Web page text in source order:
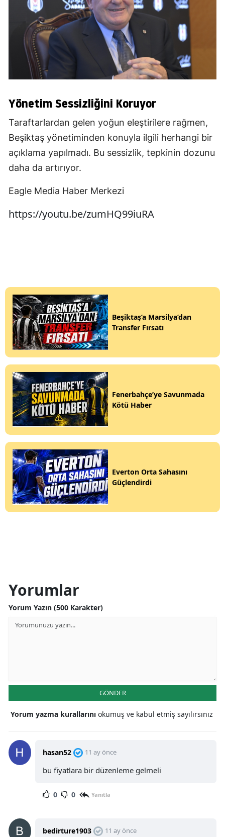
Yönetim Sessizliğini Koruyor
Taraftarlardan gelen yoğun eleştirilere rağmen,
Beşiktaş yönetiminden konuyla ilgili herhangi bir
açıklama yapılmadı. Bu sessizlik, tepkinin dozunu
daha da artırıyor.
Eagle Media Haber Merkezi
https://youtu.be/zumHQ99iuRA
Beşiktaş’a Marsilya’dan
Transfer Fırsatı
Fenerbahçe’ye Savunmada
Kötü Haber
Everton Orta Sahasını
Güçlendirdi
Yorumlar
Yorum Yazın (500 Karakter)
GÖNDER
Yorum yazma kurallarını okumuş ve kabul etmiş sayılırsınız
hasan52 11 ay önce
bu fiyatlara bir düzenleme gelmeli
0 0 Yanıtla
bedirture1903 11 ay önce